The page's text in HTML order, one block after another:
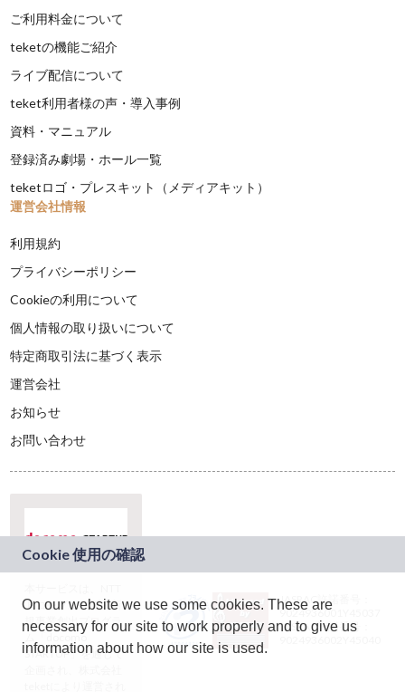
ご利用料金について
teketの機能ご紹介
ライブ配信について
teket利用者様の声・導入事例
資料・マニュアル
登録済み劇場・ホール一覧
teketロゴ・プレスキット（メディアキット）
運営会社情報
利用規約
プライバシーポリシー
Cookieの利用について
個人情報の取り扱いについて
特定商取引法に基づく表示
運営会社
お知らせ
お問い合わせ
ドコモグループの新
規事業創出プログラ
ム「docomo
STARTUP」を通じて
JASRAC許諾番号：
9024936001Y45037
JASRAC許諾番号：
On our website we use some cookies. These are
necessary for our site to work properly and to give us
information about how our site is used.